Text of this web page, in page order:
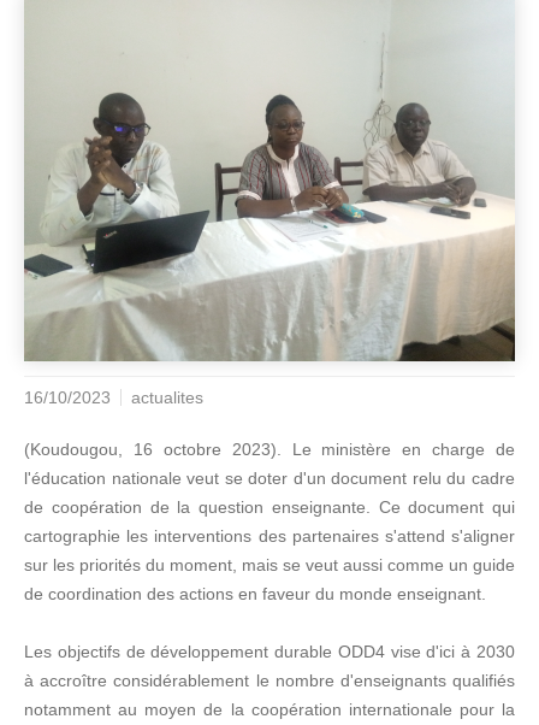
16/10/2023 actualites
(Koudougou, 16 octobre 2023). Le ministère en charge de
l'éducation nationale veut se doter d'un document relu du cadre
de coopération de la question enseignante. Ce document qui
cartographie les interventions des partenaires s'attend s'aligner
sur les priorités du moment, mais se veut aussi comme un guide
de coordination des actions en faveur du monde enseignant.
Les objectifs de développement durable ODD4 vise d'ici à 2030
à accroître considérablement le nombre d'enseignants qualifiés
notamment au moyen de la coopération internationale pour la